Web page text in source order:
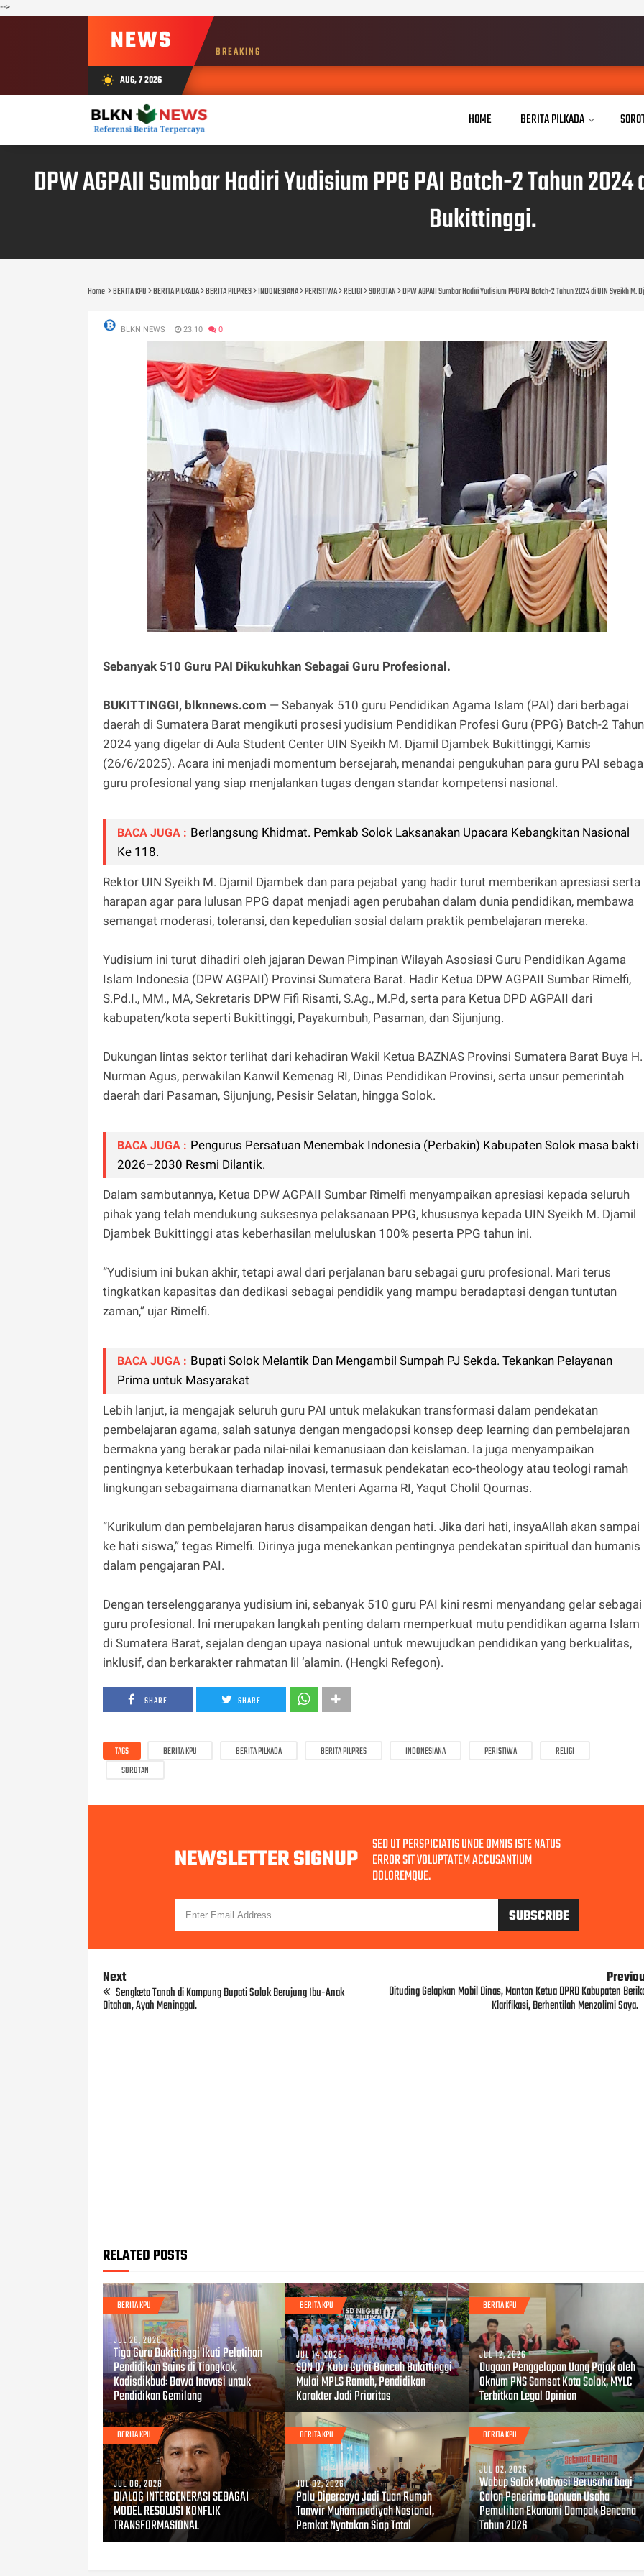
-->
NEWS BREAKING
wb_sunny AUG, 7 2026
HOME BERITA PILKADA
DPW AGPAII Sumbar Hadiri Yudisium PPG PAI Batch-2 Tahun
Bukittinggi.
Home BERITA KPU BERITA PILKADA BERITA PILPRES INDONESIANA PERISTIWA RELIGI SOROTAN DPW AGPAII Sumbar Hadiri Yudisium PPG PAI Batch-2 Tahun 2024 di UIN Syeikh
BLKN NEWS 23.10 0
Sebanyak 510 Guru PAI Dikukuhkan Sebagai Guru Profesional.
BUKITTINGGI, blknnews.com — Sebanyak 510 guru Pendidikan Agama Islam (PAI) dari berbagai
daerah di Sumatera Barat mengikuti prosesi yudisium Pendidikan Profesi Guru (PPG) Batch-2 Tahun
2024 yang digelar di Aula Student Center UIN Syeikh M. Djamil Djambek Bukittinggi, Kamis
(26/6/2025). Acara ini menjadi momentum bersejarah, menandai pengukuhan para guru PAI
guru profesional yang siap menjalankan tugas dengan standar kompetensi nasional.
BACA JUGA : Berlangsung Khidmat. Pemkab Solok Laksanakan Upacara Kebangkitan Nasional
Ke 118.
Rektor UIN Syeikh M. Djamil Djambek dan para pejabat yang hadir turut memberikan apresiasi serta
harapan agar para lulusan PPG dapat menjadi agen perubahan dalam dunia pendidikan, membawa
semangat moderasi, toleransi, dan kepedulian sosial dalam praktik pembelajaran mereka.
Yudisium ini turut dihadiri oleh jajaran Dewan Pimpinan Wilayah Asosiasi Guru Pendidikan Agama
Islam Indonesia (DPW AGPAII) Provinsi Sumatera Barat. Hadir Ketua DPW AGPAII Sumbar Rimelfi,
S.Pd.I., MM., MA, Sekretaris DPW Fifi Risanti, S.Ag., M.Pd, serta para Ketua DPD AGPAII dari
kabupaten/kota seperti Bukittinggi, Payakumbuh, Pasaman, dan Sijunjung.
Dukungan lintas sektor terlihat dari kehadiran Wakil Ketua BAZNAS Provinsi Sumatera Barat Buya H.
Nurman Agus, perwakilan Kanwil Kemenag RI, Dinas Pendidikan Provinsi, serta unsur pemerintah
daerah dari Pasaman, Sijunjung, Pesisir Selatan, hingga Solok.
BACA JUGA : Pengurus Persatuan Menembak Indonesia (Perbakin) Kabupaten Solok masa bakti
2026–2030 Resmi Dilantik.
Dalam sambutannya, Ketua DPW AGPAII Sumbar Rimelfi menyampaikan apresiasi kepada seluruh
pihak yang telah mendukung suksesnya pelaksanaan PPG, khususnya kepada UIN Syeikh M. Djamil
Djambek Bukittinggi atas keberhasilan meluluskan 100% peserta PPG tahun ini.
“Yudisium ini bukan akhir, tetapi awal dari perjalanan baru sebagai guru profesional. Mari terus
tingkatkan kapasitas dan dedikasi sebagai pendidik yang mampu beradaptasi dengan tuntutan
zaman,” ujar Rimelfi.
BACA JUGA : Bupati Solok Melantik Dan Mengambil Sumpah PJ Sekda. Tekankan Pelayanan
Prima untuk Masyarakat
Lebih lanjut, ia mengajak seluruh guru PAI untuk melakukan transformasi dalam pendekatan
pembelajaran agama, salah satunya dengan mengadopsi konsep deep learning dan pembelajaran
bermakna yang berakar pada nilai-nilai kemanusiaan dan keislaman. Ia juga menyampaikan
pentingnya keterbukaan terhadap inovasi, termasuk pendekatan eco-theology atau teologi ramah
lingkungan sebagaimana diamanatkan Menteri Agama RI, Yaqut Cholil Qoumas.
“Kurikulum dan pembelajaran harus disampaikan dengan hati. Jika dari hati, insyaAllah akan sampai
ke hati siswa,” tegas Rimelfi. Dirinya juga menekankan pentingnya pendekatan spiritual dan humanis
dalam pengajaran PAI.
Dengan terselenggaranya yudisium ini, sebanyak 510 guru PAI kini resmi menyandang gelar sebagai
guru profesional. Ini merupakan langkah penting dalam memperkuat mutu pendidikan agama Islam
di Sumatera Barat, sejalan dengan upaya nasional untuk mewujudkan pendidikan yang berkualitas,
inklusif, dan berkarakter rahmatan lil ‘alamin. (Hengki Refegon).
SHARE SHARE
TAGS BERITA KPU BERITA PILKADA BERITA PILPRES INDONESIANA PERISTIWA
RELIGI
SOROTAN
NEWSLETTER SIGNUP SED UT PERSPICIATIS UNDE OMNIS ISTE NATUS
ERROR SIT VOLUPTATEM ACCUSANTIUM
DOLOREMQUE.
Next
Sengketa Tanah di Kampung Bupati Solok Berujung Ibu-Anak
Ditahan, Ayah Meninggal.
Dituding Gelapkan Mobil Dinas, Mantan Ketua DPRD Kabupaten
Klarifikasi, Berhentilah Menzolimi Saya.
RELATED POSTS
BERITA KPU
JUL 26, 2026
Tiga Guru Bukittinggi Ikuti Pelatihan
Pendidikan Sains di Tiongkok,
Kadisdikbud: Bawa Inovasi untuk
Pendidikan Gemilang
BERITA KPU
JUL 14, 2026
SDN 07 Kubu Gulai Bancah Bukittinggi
Mulai MPLS Ramah, Pendidikan
Karakter Jadi Prioritas
BERITA KPU
JUL 12, 2026
Dugaan Penggelapan Uang Pajak oleh
Oknum PNS Samsat Kota Solok, MYLC
Terbitkan Legal Opinion
BERITA KPU
JUL 06, 2026
DIALOG INTERGENERASI SEBAGAI
MODEL RESOLUSI KONFLIK
TRANSFORMASIONAL
BERITA KPU
JUL 02, 2026
Palu Dipercaya Jadi Tuan Rumah
Tanwir Muhammadiyah Nasional,
Pemkot Nyatakan Siap Total
BERITA KPU
JUL 02, 2026
Wabup Solok Motivasi Berusaha bagi
Calon Penerima Bantuan Usaha
Pemulihan Ekonomi Dampak Bencana
Tahun 2026